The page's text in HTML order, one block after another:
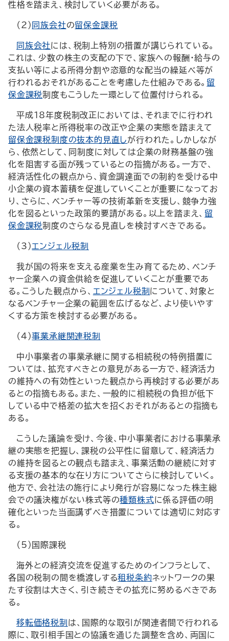
性格を踏まえ、検討していく必要がある。
（2） 同族会社の留保金課税
同族会社には、税制上特別の措置が講じられている。
これは、少数の株主の支配の下で、家族への報酬・給与の
支払い等による所得分割や恣意的な配当の繰延べ等が
行われるおそれがあることを考慮した仕組みである。留
保金課税制度もこうした一環として位置付けられる。
平成18年度税制改正においては、それまでに行われ
た法人税率と所得税率の改正や企業の実態を踏まえて
留保金課税制度の抜本的見直しが行われた。しかしなが
ら、依然として、同制度に対しては企業の財務基盤の強
化を阻害する面が残っているとの指摘がある。一方で、
経済活性化の観点から、資金調達面での制約を受ける中
小企業の資本蓄積を促進していくことが重要になってお
り、さらに、ベンチャー等の技術革新を支援し、競争力強
化を図るといった政策的要請がある。以上を踏まえ、留
保金課税制度のさらなる見直しを検討すべきである。
（3）エンジェル税制
我が国の将来を支える産業を生み育てるため、ベンチ
ャー企業への資金供給を促進していくことが重要であ
る。こうした観点から、 エンジェル税制 について、対象と
なるベンチャー企業の範囲を広げるなど、より使いやす
くする方策を検討する必要がある。
（4）事業承継関連税制
中小事業者の事業承継に関する相続税の特例措置に
ついては、拡充すべきとの意見がある一方で、経済活力
の維持への有効性といった観点から再検討する必要があ
るとの指摘もある。また、一般的に相続税の負担が低下
している中で格差の拡大を招くおそれがあるとの指摘も
ある。
こうした議論を受け、今後、中小事業者における事業承
継の実態を把握し、課税の公平性に留意して、経済活力
の維持を図るとの観点も踏まえ、事業活動の継続に対す
る支援の基本的な在り方についてさらに検討していく。
他方で、会社法の施行により発行が容易になった株主総
会での議決権がない株式等の種類株式に係る評価の明
確化といった当面講ずべき措置については適切に対応す
る。
（5）国際課税
海外との経済交流を促進するためのインフラとして、
各国の税制の間を橋渡しする租税条約ネットワークの果
たす役割は大きく、引き続きその拡充に努めるべきであ
る。
移転価格税制 は、国際的な取引が関連者間で行われる
際に、取引相手国との協議を通じた調整を含め、両国に